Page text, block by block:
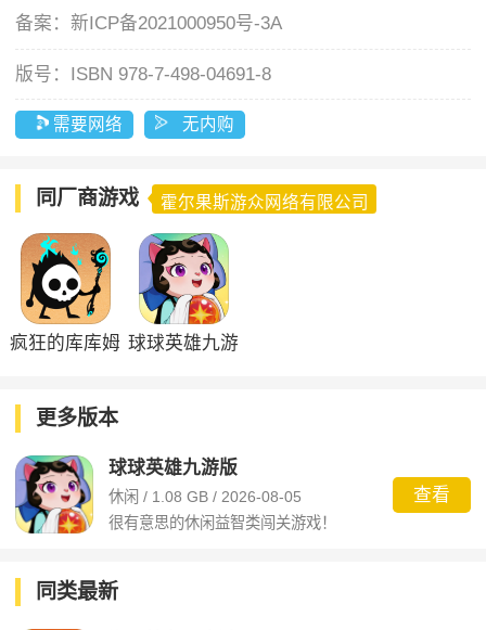
备案：新ICP备2021000950号-3A
版号： ISBN 978-7-498-04691-8
需要网络 无内购
同厂商游戏 霍尔果斯游众网络有限公司
疯狂的库库姆 球球英雄九游
更多版本
球球英雄九游版
休闲 / 1.08 GB / 2026-08-05
很有意思的休闲益智类闯关游戏！
查看
同类最新